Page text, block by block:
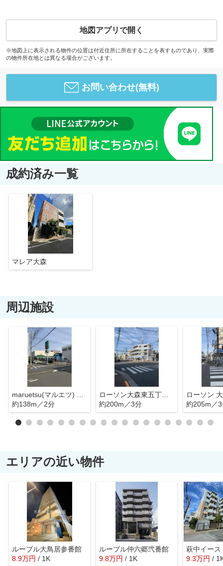
地図アプリで開く
※地図上に表示される物件の位置は付近住所に所在することを表すものであり、実際
の物件所在地とは異なる場合がございます。
お問い合わせ(無料)
成約済み一覧
マレア大森
周辺施設
約138m／2分
ローソン大森東五丁目店 (bikeshareポート)
約200m／3分
約205m／
エリアの近い物件
ルーブル大鳥居参番館
8.9万円 / 1K
ルーブル仲六郷弐番館
9.8万円 / 1K
萩中イース
9.3万円 /